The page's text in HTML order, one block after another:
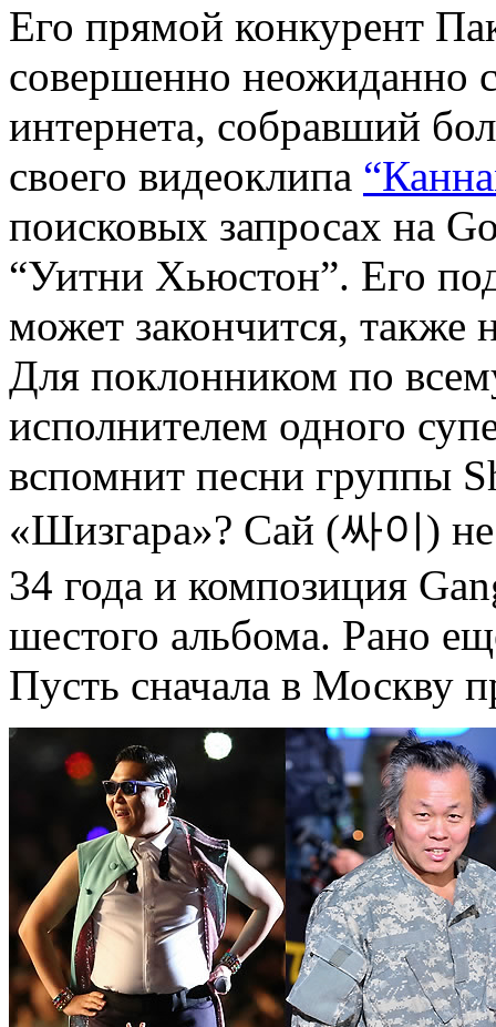
Его прямой конкурент
совершенно неожиданно
интернета, собравший
своего видеоклипа
поисковых запросах на
“Уитни Хьюстон”. Его
может закончится, также
Для поклонником по
исполнителем одного
вспомнит песни группы
«Шизгара»? Сай (싸이)
34 года и композиция
шестого альбома. Рано
Пусть сначала в Москву